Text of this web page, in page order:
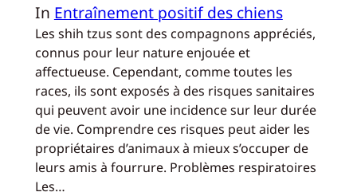
In Entraînement positif des chiens
Les shih tzus sont des compagnons appréciés,
connus pour leur nature enjouée et
affectueuse. Cependant, comme toutes les
races, ils sont exposés à des risques sanitaires
qui peuvent avoir une incidence sur leur durée
de vie. Comprendre ces risques peut aider les
propriétaires d’animaux à mieux s’occuper de
leurs amis à fourrure. Problèmes respiratoires
Les…